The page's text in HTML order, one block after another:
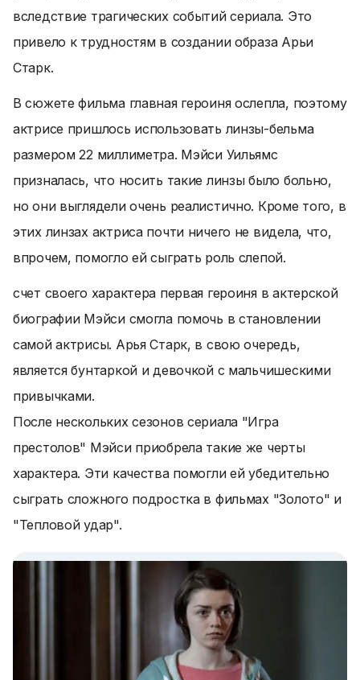
вследствие трагических событий сериала. Это
привело к трудностям в создании образа Арьи
Старк.
В сюжете фильма главная героиня ослепла, поэтому
актрисе пришлось использовать линзы-бельма
размером 22 миллиметра. Мэйси Уильямс
призналась, что носить такие линзы было больно,
но они выглядели очень реалистично. Кроме того, в
этих линзах актриса почти ничего не видела, что,
впрочем, помогло ей сыграть роль слепой.
счет своего характера первая героиня в актерской
биографии Мэйси смогла помочь в становлении
самой актрисы. Арья Старк, в свою очередь,
является бунтаркой и девочкой с мальчишескими
привычками.
После нескольких сезонов сериала "Игра
престолов" Мэйси приобрела такие же черты
характера. Эти качества помогли ей убедительно
сыграть сложного подростка в фильмах "Золото" и
"Тепловой удар".